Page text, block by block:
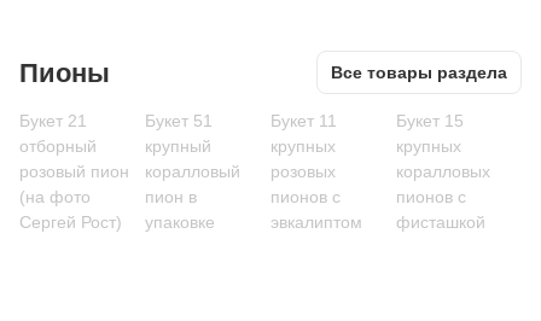
Пионы Все товары раздела
Букет 21
отборный
розовый пион
(на фото
Сергей Рост)
Букет 51
крупный
коралловый
пион в
упаковке
Букет 11
крупных
розовых
пионов с
эвкалиптом
Букет 15
крупных
коралловых
пионов с
фисташкой